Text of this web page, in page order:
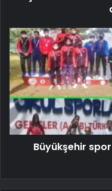
Büyükşehir